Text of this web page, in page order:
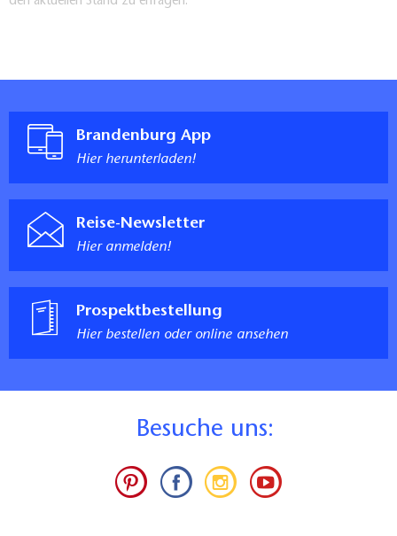
Brandenburg App
Hier herunterladen!
Reise-Newsletter
Hier anmelden!
Prospektbestellung
Hier bestellen oder online ansehen
Besuche uns: